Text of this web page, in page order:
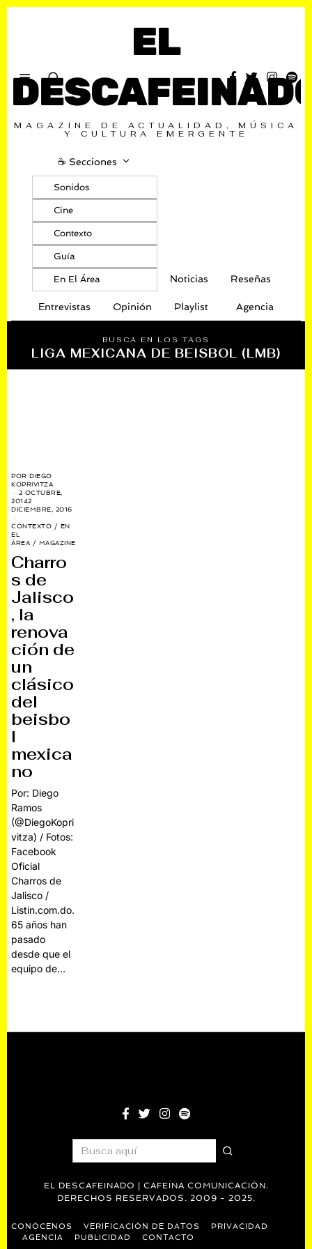
EL
MAGAZINE DE ACTUALIDAD, MÚSICA
Y CULTURA EMERGENTE
☕️ Secciones
Sonidos
Cine
Contexto
Guía
En El Área Noticias Reseñas
Entrevistas Opinión Playlist Agencia
BUSCA EN LOS TAGS
LIGA MEXICANA DE BEISBOL (LMB)
PORDIEGO
KOPRIVITZA
2 OCTUBRE,
20142
DICIEMBRE, 2016
CONTEXTO / EN
EL
ÁREA / MAGAZINE
Charro
s de
Jalisco
, la
renova
ción de
un
clásico
del
beisbo
l
mexica
no
Por: Diego
Ramos
(@DiegoKopri
vitza) / Fotos:
Facebook
Oficial
Charros de
Jalisco /
Listin.com.do.
65 años han
pasado
desde que el
equipo de…
EL DESCAFEINADO | CAFEÍNA COMUNICACIÓN.
DERECHOS RESERVADOS. 2009 - 2025.
CONÓCENOS VERIFICACIÓN DE DATOS
PRIVACIDAD
AGENCIA
PUBLICIDAD CONTACTO